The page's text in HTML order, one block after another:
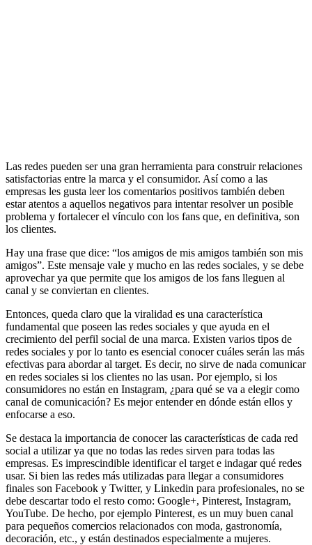
Las redes pueden ser una gran herramienta para construir relaciones
satisfactorias entre la marca y el consumidor. Así como a las
empresas les gusta leer los comentarios positivos también deben
estar atentos a aquellos negativos para intentar resolver un posible
problema y fortalecer el vínculo con los fans que, en definitiva, son
los clientes.
Hay una frase que dice: “los amigos de mis amigos también son mis
amigos”. Este mensaje vale y mucho en las redes sociales, y se debe
aprovechar ya que permite que los amigos de los fans lleguen al
canal y se conviertan en clientes.
Entonces, queda claro que la viralidad es una característica
fundamental que poseen las redes sociales y que ayuda en el
crecimiento del perfil social de una marca. Existen varios tipos de
redes sociales y por lo tanto es esencial conocer cuáles serán las más
efectivas para abordar al target. Es decir, no sirve de nada comunicar
en redes sociales si los clientes no las usan. Por ejemplo, si los
consumidores no están en Instagram, ¿para qué se va a elegir como
canal de comunicación? Es mejor entender en dónde están ellos y
enfocarse a eso.
Se destaca la importancia de conocer las características de cada red
social a utilizar ya que no todas las redes sirven para todas las
empresas. Es imprescindible identificar el target e indagar qué redes
usar. Si bien las redes más utilizadas para llegar a consumidores
finales son Facebook y Twitter, y Linkedin para profesionales, no se
debe descartar todo el resto como: Google+, Pinterest, Instagram,
YouTube. De hecho, por ejemplo Pinterest, es un muy buen canal
para pequeños comercios relacionados con moda, gastronomía,
decoración, etc., y están destinados especialmente a mujeres.